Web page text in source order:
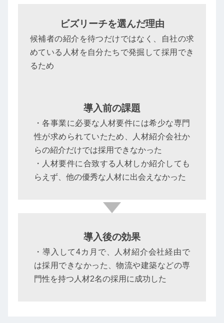
ビズリーチを選んだ理由
候補者の紹介を待つだけではなく、自社の求
めている人材を自分たちで発掘して採用でき
るため
導入前の課題
・各事業に必要な人材要件には希少な専門
性が求められていたため、人材紹介会社か
らの紹介だけでは採用できなかった
・人材要件に合致する人材しか紹介しても
らえず、他の優秀な人材に出会えなかった
導入後の効果
・導入して4カ月で、人材紹介会社経由で
は採用できなかった、物流や建築などの専
門性を持つ人材2名の採用に成功した